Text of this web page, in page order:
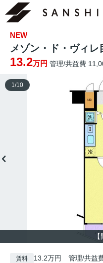
NEW
メゾン・ド・ヴィレ
13.2万円 管理/共益費
1/10
賃料 13.2万円 管理/共益